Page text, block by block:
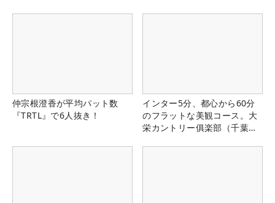
仲宗根澄香が平均パット数
『TRTL』で6人抜き！
インター5分、都心から60分
のフラットな美観コース。大
栄カントリー俱楽部（千葉